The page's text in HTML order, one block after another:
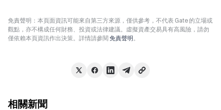
免責聲明：本頁面資訊可能來自第三方來源，僅供參考，不代表 Gate 的立場或
觀點，亦不構成任何財務、投資或法律建議。虛擬資產交易具有高風險，請勿
僅依賴本頁資訊作出決策。詳情請參閱 免責聲明。
相關新聞